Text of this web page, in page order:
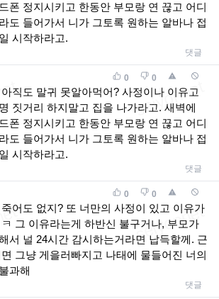
폰 정지시키고 한동안 부모랑 연 끊고 어디
도 들어가서 니가 그토록 원하는 알바나 접
시작하라고.
댓글
0 0
직도 말귀 못알아먹어? 사정이나 이유고
짓거리 하지말고 집을 나가라고. 새벽에
폰 정지시키고 한동안 부모랑 연 끊고 어디
도 들어가서 니가 그토록 원하는 알바나 접
시작하라고.
댓글
0 0
어도 없지? 또 너만의 사정이 있고 이유가
그 이유라는게 하반신 불구거나, 부모가
서 널 24시간 감시하는거라면 납득할께. 근
그냥 게을러빠지고 나태에 물들어진 너의
과해
댓글